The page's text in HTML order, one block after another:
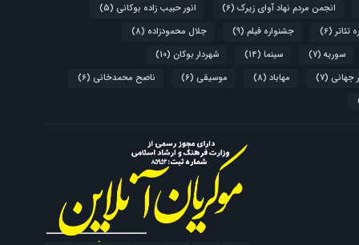
انجمن مردم نهاد آوای زیرک (6) انور حبیب زاده بوکانی (5)
تئاتر (6) جشنواره فیلم (9) جلال محمودزاده (8)
سوریه (7) سینما (14) شهردار بوکان (10)
جهانی (7) مهاباد (8) موسیقی (6) ناصح محمدخانی (6)